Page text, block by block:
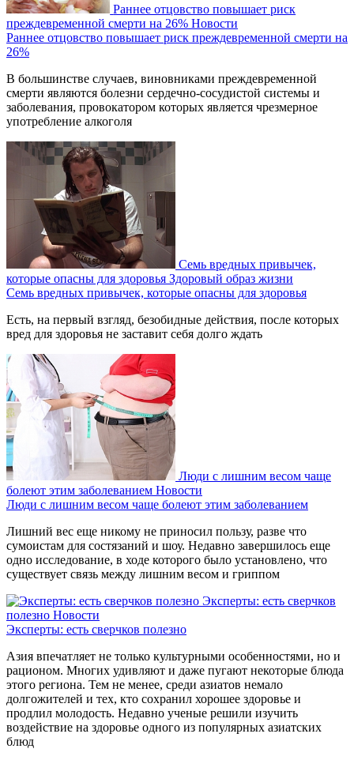
Раннее отцовство повышает риск
преждевременной смерти на 26% Новости
Раннее отцовство повышает риск преждевременной смерти на
26%
В большинстве случаев, виновниками преждевременной
смерти являются болезни сердечно-сосудистой системы и
заболевания, провокатором которых является чрезмерное
употребление алкоголя
Семь вредных привычек,
которые опасны для здоровья Здоровый образ жизни
Семь вредных привычек, которые опасны для здоровья
Есть, на первый взгляд, безобидные действия, после которых
вред для здоровья не заставит себя долго ждать
Люди с лишним весом чаще
болеют этим заболеванием Новости
Люди с лишним весом чаще болеют этим заболеванием
Лишний вес еще никому не приносил пользу, разве что
сумоистам для состязаний и шоу. Недавно завершилось еще
одно исследование, в ходе которого было установлено, что
существует связь между лишним весом и гриппом
Эксперты: есть сверчков
полезно Новости
Эксперты: есть сверчков полезно
Азия впечатляет не только культурными особенностями, но и
рационом. Многих удивляют и даже пугают некоторые блюда
этого региона. Тем не менее, среди азиатов немало
долгожителей и тех, кто сохранил хорошее здоровье и
продлил молодость. Недавно ученые решили изучить
воздействие на здоровье одного из популярных азиатских
блюд